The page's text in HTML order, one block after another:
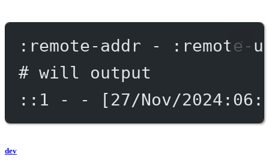
:remote-addr -
# will output
::1 - - [27/Nov/
dev